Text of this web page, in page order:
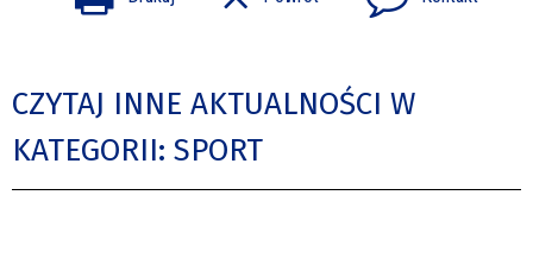
CZYTAJ INNE AKTUALNOŚCI W
KATEGORII: SPORT